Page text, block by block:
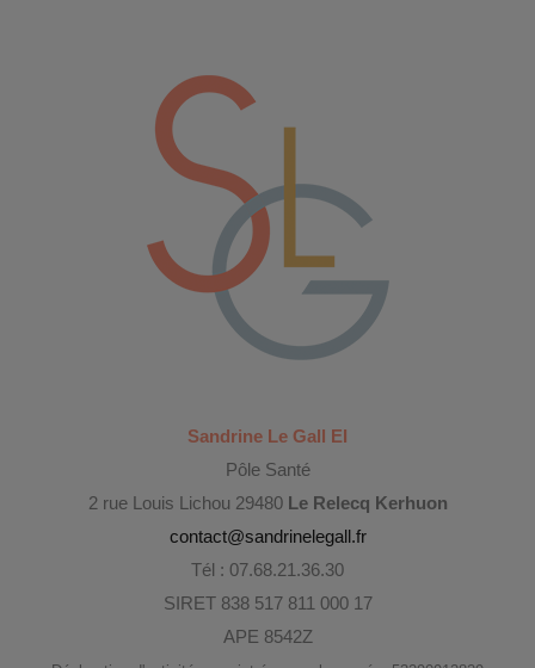
Sandrine Le Gall EI
Pôle Santé
2 rue Louis Lichou 29480 Le Relecq Kerhuon
contact@sandrinelegall.fr
Tél : 07.68.21.36.30
SIRET 838 517 811 000 17
APE 8542Z